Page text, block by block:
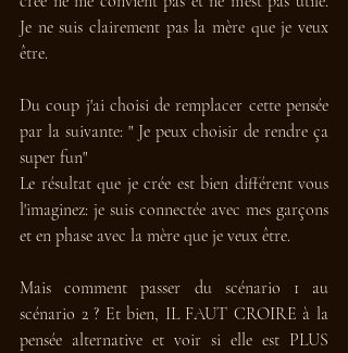
Je ne suis clairement pas la mère que je veux
être.
Du coup j'ai choisi de remplacer cette pensée
par la suivante: " Je peux choisir de rendre ça
super fun"
Le résultat que je crée est bien différent vous
l'imaginez: je suis connectée avec mes garçons
et en phase avec la mère que je veux être.
Mais comment passer du scénario 1 au
scénario 2 ? Et bien, IL FAUT CROIRE à la
pensée alternative et voir si elle est PLUS